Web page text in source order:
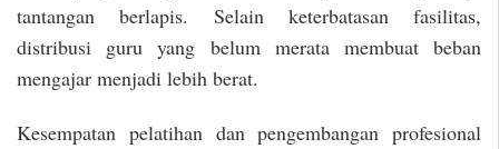
tantangan berlapis. Selain keterbatasan fasilitas,
distribusi guru yang belum merata membuat beban
mengajar menjadi lebih berat.
Kesempatan pelatihan dan pengembangan profesional